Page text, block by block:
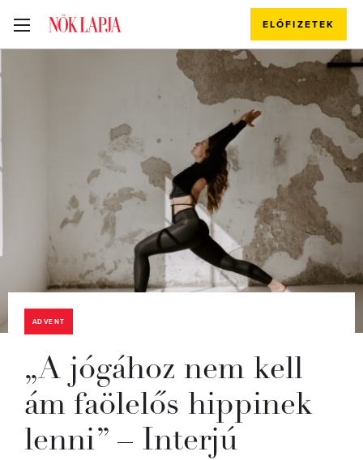
ELŐFIZETEK
ADVENT
„A jógához nem kell
ám faölelős hippinek
lenni” – Interjú